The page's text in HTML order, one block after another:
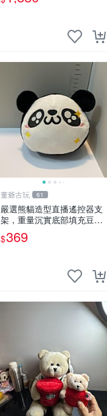
董爺古玩 61
嚴選熊貓造型直播遙控器支
架，重量沉實底部填充豆
袋，手機遙控器最佳架設選
擇推薦 直播遙控器支架 毛
$369